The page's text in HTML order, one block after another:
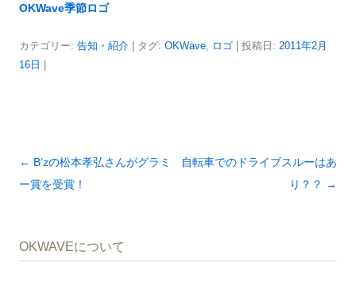
OKWave季節ロゴ
カテゴリー: 告知・紹介 | タグ: OKWave ロゴ | 投稿日: 2011年2月
16日
投
稿
ゲ
← B’zの松本孝弘さんがグラミ
ー賞を受賞！
自転車でのドライブスルーはあ
り？？ →
OKWAVEについて